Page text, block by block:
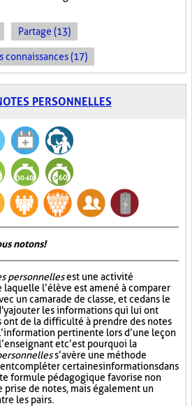
Partage (13)
(17)
PERSONNELLES
notons!
personnellesest une activité
laquelle l’élève est amené à comparer
un camarade de classe, et ce dans le
ajouter les informations qui lui ont
ont de la difficulté à prendre des notes
pertinente lors d’une leçon
et c’est pourquoi la
s’avère une méthode
compléter certaines informations dans
formule pédagogique favorise non
de notes, mais également un
les pairs.